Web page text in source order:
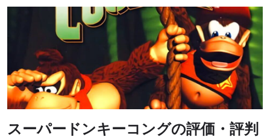
スーパードンキーコングの評価・評判